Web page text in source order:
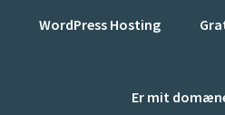
WordPress Hosting
Er mit